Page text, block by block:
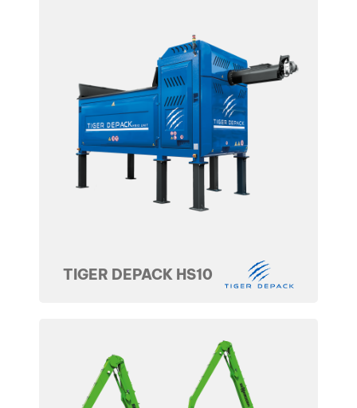
TIGER DEPACK HS10